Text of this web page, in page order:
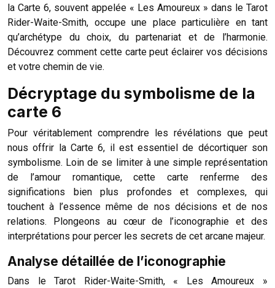
la Carte 6, souvent appelée « Les Amoureux » dans le Tarot
Rider-Waite-Smith, occupe une place particulière en tant
qu’archétype du choix, du partenariat et de l’harmonie.
Découvrez comment cette carte peut éclairer vos décisions
et votre chemin de vie.
Décryptage du symbolisme de la
carte 6
Pour véritablement comprendre les révélations que peut
nous offrir la Carte 6, il est essentiel de décortiquer son
symbolisme. Loin de se limiter à une simple représentation
de l’amour romantique, cette carte renferme des
significations bien plus profondes et complexes, qui
touchent à l’essence même de nos décisions et de nos
relations. Plongeons au cœur de l’iconographie et des
interprétations pour percer les secrets de cet arcane majeur.
Analyse détaillée de l’iconographie
Dans le Tarot Rider-Waite-Smith, « Les Amoureux »